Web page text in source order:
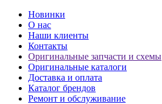
Новинки
О нас
Наши клиенты
Контакты
Оригинальные запчасти и схемы
Оригинальные каталоги
Доставка и оплата
Каталог брендов
Ремонт и обслуживание